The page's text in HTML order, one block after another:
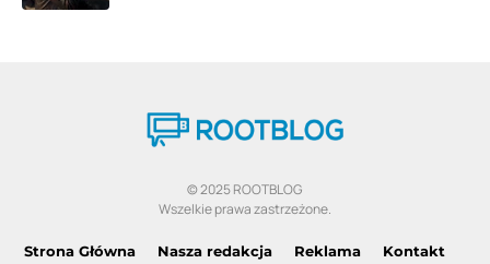
© 2025 ROOTBLOG
Wszelkie prawa zastrzeżone.
Strona Główna Nasza redakcja Reklama Kontakt